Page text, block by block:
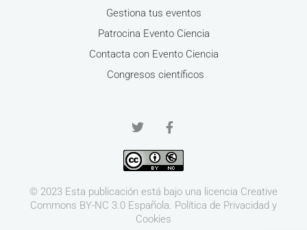
Gestiona tus eventos
Patrocina Evento Ciencia
Contacta con Evento Ciencia
Congresos científicos
© 2023 Esta publicación está bajo una licencia Creative
Commons BY-NC 3.0 Española. Política de Privacidad y
Cookies